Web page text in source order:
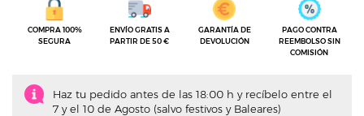
COMPRA 100%
SEGURA
ENVÍO GRATIS A
PARTIR DE 50 €
GARANTÍA DE
DEVOLUCIÓN
PAGO CONTRA
REEMBOLSO SIN
COMISIÓN
Haz tu pedido antes de las 18:00 h y recíbelo entre el
7 y el 10 de Agosto (salvo festivos y Baleares)